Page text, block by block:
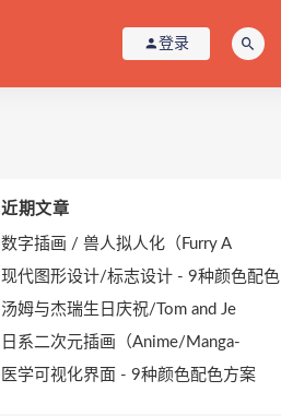
登录
近期文章
数字插画 / 兽人拟人化（Furry A
现代图形设计/标志设计 - 9种颜色配色
汤姆与杰瑞生日庆祝/Tom and Je
日系二次元插画（Anime/Manga-
医学可视化界面 - 9种颜色配色方案